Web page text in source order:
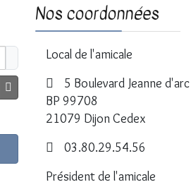
Afficher le mot de passe
Nos coordonnées
Local de l'amicale
5 Boulevard Jeanne d'arc
BP 99708
21079 Dijon Cedex
03.80.29.54.56
Président de l'amicale